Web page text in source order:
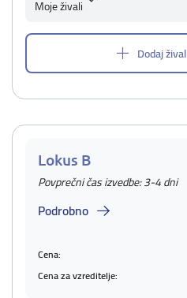
Moje živali
Dodaj žival
Lokus B
Povprečni čas izvedbe: 3-4 dni
Podrobno
Cena:
Cena za vzreditelje: